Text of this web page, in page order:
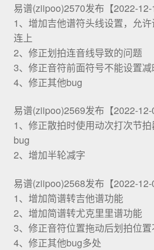
易谱(ziipoo)2570发布【2022-12-
1、增加吉他谱符头线设置，允
连上
2、修正划拍连音线导致的问题
3、修正音符前面符号不能设置
4、修正其他bug
易谱(ziipoo)2569发布【2022-12-
1、修正散拍时使用动次打次节
bug
2、增加半轮减字
易谱(ziipoo)2568发布【2022-12-
1、增加简谱转吉他谱功能
2、增加简谱转尤克里里谱功能
3、修正音符位置拖动后划拍位
4、修正其他bug多处